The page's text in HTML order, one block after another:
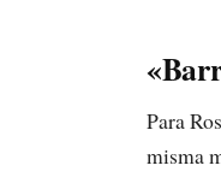
Para
misma